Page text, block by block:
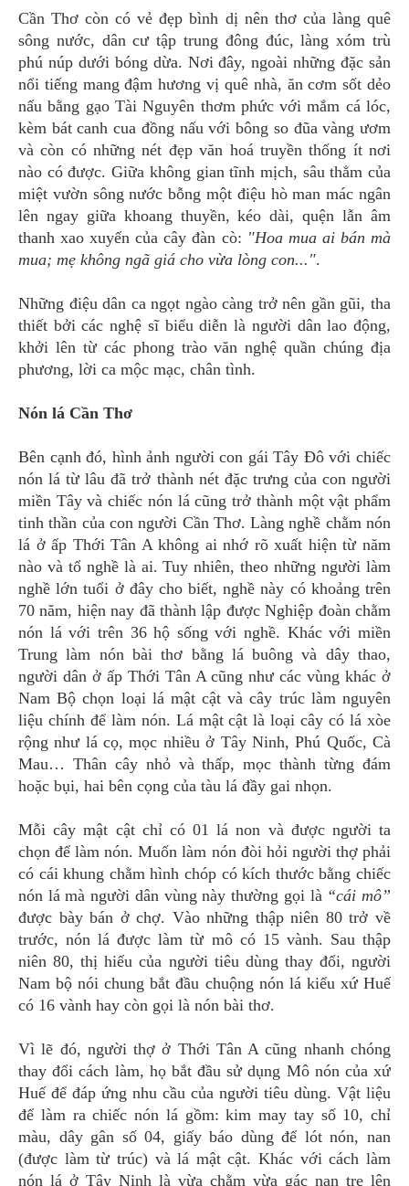
Cần Thơ còn có vẻ đẹp bình dị nên thơ của làng quê
sông nước, dân cư tập trung đông đúc, làng xóm trù
phú núp dưới bóng dừa. Nơi đây, ngoài những đặc sản
nổi tiếng mang đậm hương vị quê nhà, ăn cơm sốt dẻo
nấu bằng gạo Tài Nguyên thơm phức với mắm cá lóc,
kèm bát canh cua đồng nấu với bông so đũa vàng ươm
và còn có những nét đẹp văn hoá truyền thống ít nơi
nào có được. Giữa không gian tĩnh mịch, sâu thẳm của
miệt vườn sông nước bỗng một điệu hò man mác ngân
lên ngay giữa khoang thuyền, kéo dài, quện lẫn âm
thanh xao xuyến của cây đàn cò: "Hoa mua ai bán mà
mua; mẹ không ngã giá cho vừa lòng con...".
Những điệu dân ca ngọt ngào càng trở nên gần gũi, tha
thiết bởi các nghệ sĩ biểu diễn là người dân lao động,
khởi lên từ các phong trào văn nghệ quần chúng địa
phương, lời ca mộc mạc, chân tình.
Nón lá Cần Thơ
Bên cạnh đó, hình ảnh người con gái Tây Đô với chiếc
nón lá từ lâu đã trở thành nét đặc trưng của con người
miền Tây và chiếc nón lá cũng trở thành một vật phẩm
tinh thần của con người Cần Thơ. Làng nghề chằm nón
lá ở ấp Thới Tân A không ai nhớ rõ xuất hiện từ năm
nào và tổ nghề là ai. Tuy nhiên, theo những người làm
nghề lớn tuổi ở đây cho biết, nghề này có khoảng trên
70 năm, hiện nay đã thành lập được Nghiệp đoàn chằm
nón lá với trên 36 hộ sống với nghề. Khác với miền
Trung làm nón bài thơ bằng lá buông và dây thao,
người dân ở ấp Thới Tân A cũng như các vùng khác ở
Nam Bộ chọn loại lá mật cật và cây trúc làm nguyên
liệu chính để làm nón. Lá mật cật là loại cây có lá xòe
rộng như lá cọ, mọc nhiều ở Tây Ninh, Phú Quốc, Cà
Mau… Thân cây nhỏ và thấp, mọc thành từng đám
hoặc bụi, hai bên cọng của tàu lá đầy gai nhọn.
Mỗi cây mật cật chỉ có 01 lá non và được người ta
chọn để làm nón. Muốn làm nón đòi hỏi người thợ phải
có cái khung chằm hình chóp có kích thước bằng chiếc
nón lá mà người dân vùng này thường gọi là “cái mô”
được bày bán ở chợ. Vào những thập niên 80 trở về
trước, nón lá được làm từ mô có 15 vành. Sau thập
niên 80, thị hiếu của người tiêu dùng thay đổi, người
Nam bộ nói chung bắt đầu chuộng nón lá kiểu xứ Huế
có 16 vành hay còn gọi là nón bài thơ.
Vì lẽ đó, người thợ ở Thới Tân A cũng nhanh chóng
thay đổi cách làm, họ bắt đầu sử dụng Mô nón của xứ
Huế để đáp ứng nhu cầu của người tiêu dùng. Vật liệu
để làm ra chiếc nón lá gồm: kim may tay số 10, chỉ
màu, dây gân số 04, giấy báo dùng để lót nón, nan
(được làm từ trúc) và lá mật cật. Khác với cách làm
nón lá ở Tây Ninh là vừa chằm vừa gác nan tre lên